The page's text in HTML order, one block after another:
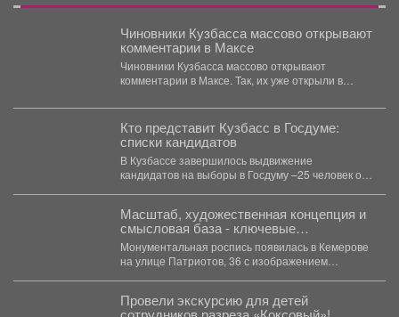
Чиновники Кузбасса массово открывают
комментарии в Максе
Чиновники Кузбасса массово открывают
комментарии в Максе. Так, их уже открыли в
Кто представит Кузбасс в Госдуме:
списки кандидатов
В Кузбассе завершилось выдвижение
кандидатов на выборы в Госдуму –25 человек от
Масштаб, художественная концепция и
смысловая база - ключевые
составляющие мурала.
Монументальная роспись появилась в Кемерове
на улице Патриотов, 36 с изображением
Провели экскурсию для детей